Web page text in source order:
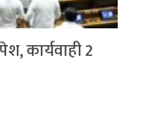
कार्यवाही 2